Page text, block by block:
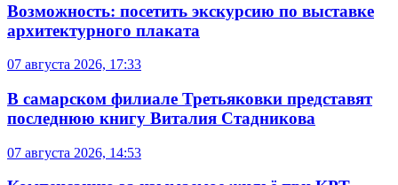
Возможность: посетить экскурсию по выставке
архитектурного плаката
07 августа 2026, 17:33
В самарском филиале Третьяковки представят
последнюю книгу Виталия Стадникова
07 августа 2026, 14:53